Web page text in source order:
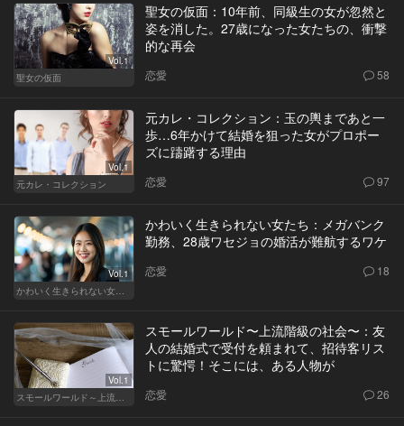
Vol.1
聖女の仮面
聖女の仮面：10年前、同級生の女が忽然と
姿を消した。27歳になった女たちの、衝撃
的な再会
恋愛 58
Vol.1
元カレ・コレクション
元カレ・コレクション：玉の輿まであと一
歩…6年かけて結婚を狙った女がプロポー
ズに躊躇する理由
恋愛 97
Vol.1
かわいく生きられない女たち：メガバンク
勤務、28歳ワセジョの婚活が難航するワケ
恋愛 18
Vol.1
スモールワールド〜上流階級の社会〜：友
人の結婚式で受付を頼まれて、招待客リス
トに驚愕！そこには、ある人物が
恋愛 26